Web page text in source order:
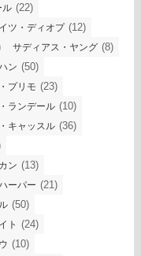
ル (22)
ツ・ディオプ(12)
サディアス・ヤング (8)
ン (50)
プリモ (23)
ランデール (10)
キャッスル (36)
ン (13)
ーパー (21)
(50)
ト (24)
(10)